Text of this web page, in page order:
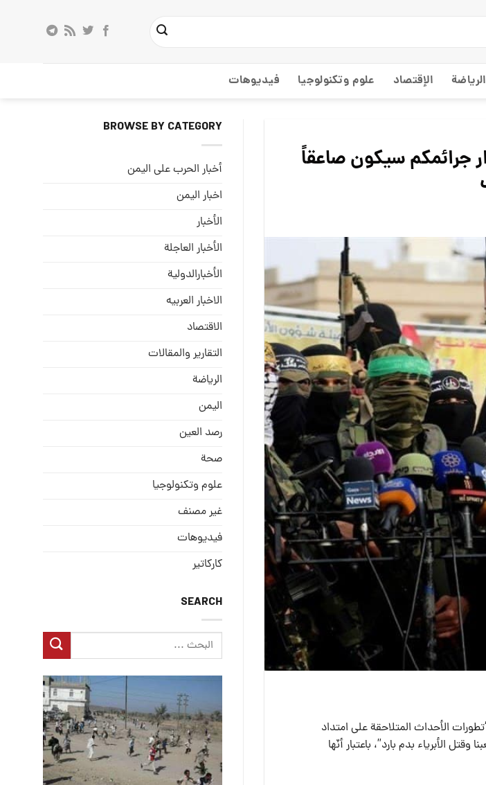
الریاضة الإقتصاد علوم وتكنولوجيا فيديوهات
جرائمكم سيكون صاعقاً
الأحداث المتلاحقة على امتداد
الأبرياء بدم بارد”، باعتبار أنّها
BROWSE BY CATEGORY
أخبار الحرب على اليمن
اخبار اليمن
الأخبار
الأخبار العاجلة
الأخبارالدولية
الاخبار العربيه
الاقتصاد
التقارير والمقالات
الریاضة
الیمن
رصد العین
صحة
علوم وتكنولوجيا
غير مصنف
فيديوهات
كاركاتير
SEARCH